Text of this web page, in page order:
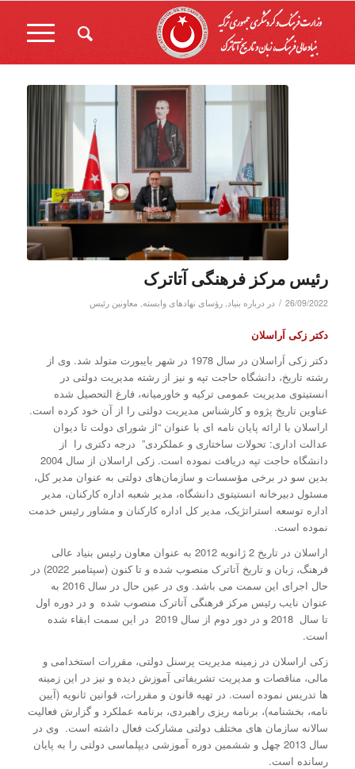
رئیس مرکز فرهنگی آتاترک
26/09/2022
/ در درباره بنیاد رؤسای نهادهای وابسته معاونین رئیس
دکتر زکی اَراسلان
دکتر زکی اَراسلان در سال 1978 در شهر بایبورت متولد شد. وی از
رشته تاریخ، دانشگاه حاجت تپه و نیز از رشته مدیریت دولتی در
انستیتوی مدیریت عمومی ترکیه و خاورمیانه، فارغ التحصیل شده
عناوین تاریخ پژوه و کارشناس مدیریت دولتی را از آن خود کرده است.
اراسلان با ارائه پایان نامه ای با عنوان “از شورای دولت تا دیوان
عدالت اداری: تحولات ساختاری و عملکردی” درجه دکتری را از
دانشگاه حاجت تپه دریافت نموده است. زکی اراسلان از سال 2004
بدین سو در برخی مؤسسات و سازمان‌های دولتی به عنوان مدیر کل،
مسئول دبیرخانه انستیتوی دانشگاه، مدیر شعبه اداره کارکنان، مدیر
اداره توسعه استراتژیک، مدیر کل اداره کارکنان و مشاور رئیس خدمت
نموده است.
اراسلان در تاریخ 2 ژانویه 2012 به عنوان معاون رئیس بنیاد عالی
فرهنگ، زبان و تاریخ آتاترک منصوب شده و تا کنون (سپتامبر 2022) در
حال اجرای این سمت می باشد. وی در عین حال در سال 2016 به
عنوان نایب رئیس مرکز فرهنگی آتاترک منصوب شده و در دوره اول
تا سال 2018 و در دور دوم از سال 2019 در این سمت ابقاء شده
است.
زکی اراسلان در زمینه مدیریت پرسنل دولتی، مقررات استخدامی و
مالی، مناقصات و مدیریت تشریفاتی آموزش دیده و نیز در این زمینه
ها تدریس نموده است. در تهیه قانون و مقررات، قوانین ثانویه (آیین
نامه، بخشنامه)، برنامه ریزی راهبردی، برنامه عملکرد و گزارش فعالیت
سالانه سازمان های مختلف دولتی مشارکت فعال داشته است. وی در
سال 2013 چهل و ششمین دوره آموزشی دیپلماسی دولتی را به پایان
رسانده است.